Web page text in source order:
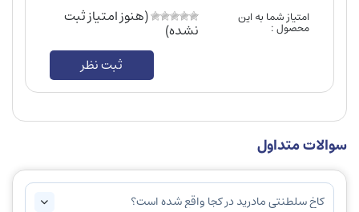
امتیاز شما به این
محصول :
(هنوز امتیاز ثبت
نشده)
ثبت نظر
سوالات متداول
کاخ سلطنتی مادرید در کجا واقع شده است؟